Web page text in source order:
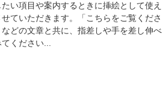
い項目や案内するときに挿絵として使え
ていただきます。「こちらをご覧くださ
どの文章と共に、指差しや手を差し伸べ
ください...